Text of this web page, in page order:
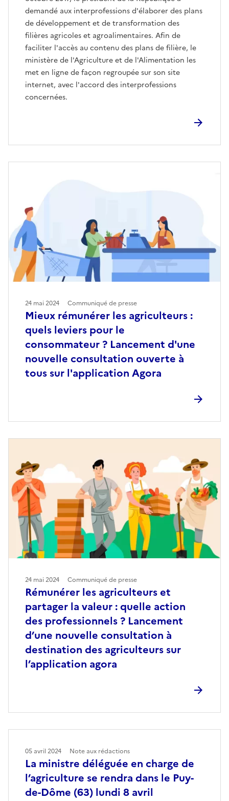
demandé aux interprofessions d'élaborer des plans
de développement et de transformation des
filières agricoles et agroalimentaires. Afin de
faciliter l'accès au contenu des plans de filière, le
ministère de l'Agriculture et de l'Alimentation les
met en ligne de façon regroupée sur son site
internet, avec l'accord des interprofessions
concernées.
Mieux rémunérer les agriculteurs :
quels leviers pour le
consommateur ? Lancement d'une
nouvelle consultation ouverte à
tous sur l'application Agora
24 mai 2024 Communiqué de presse
Rémunérer les agriculteurs et
partager la valeur : quelle action
des professionnels ? Lancement
d’une nouvelle consultation à
destination des agriculteurs sur
l’application agora
24 mai 2024 Communiqué de presse
La ministre déléguée en charge de
l’agriculture se rendra dans le Puy-
de-Dôme (63) lundi 8 avril
05 avril 2024 Note aux rédactions